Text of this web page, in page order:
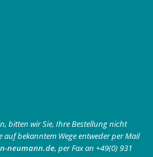
bitten wir Sie, Ihre Bestellung nicht
bekanntem Wege entweder per Mail
neumann.de, per Fax an +49(0) 931